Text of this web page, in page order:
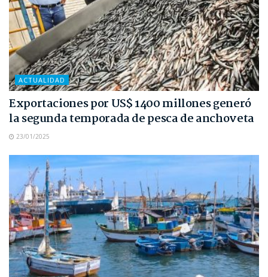
ACTUALIDAD
Exportaciones por US$ 1400 millones generó
la segunda temporada de pesca de anchoveta
23/01/2025